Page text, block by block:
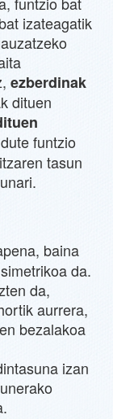
izateagatik
ezberdinak
dituen
funtzio
tasun
baina
da.
da,
aurrera,
bezalakoa
izan